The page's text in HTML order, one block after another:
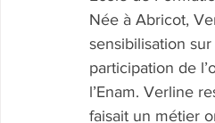
Née à Abricot,
sensibilisation
participation de
l’Enam. Verline
faisait un métier